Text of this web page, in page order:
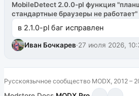
MobileDetect 2.0.0-pl функция
стандартные браузеры не работает"
в 2.1.0-pl баг исправлен
Иван Бочкарев·27 июля 2026,
Русскоязычное сообщество MODX, 2012 –